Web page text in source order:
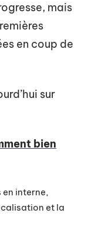
mais
en coup de
sur
bien
interne,
et la